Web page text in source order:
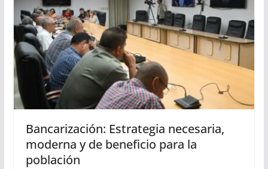
Bancarización: Estrategia necesaria,
moderna y de beneficio para la
población